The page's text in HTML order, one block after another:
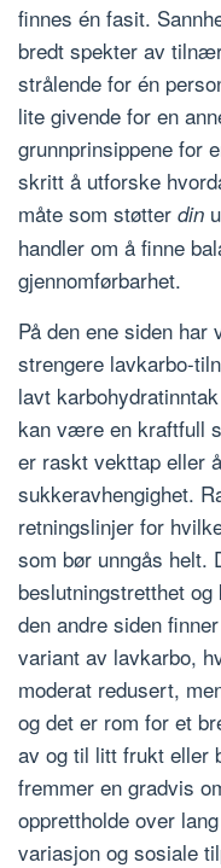
finnes én fasit.
bredt spekter av
strålende for én
lite givende for en
grunnprinsippene for
skritt å utforske
måte som støtter din
handler om å finne
gjennomførbarhet.
På den ene siden
strengere lavkarbo-
lavt
kan være en kraftfull
er raskt vekttap eller
sukkeravhengighet.
retningslinjer for
som bør unngås helt.
beslutningstretthet
den andre siden
variant av lavkarbo,
moderat redusert,
og det er rom for et
av og til litt frukt eller
fremmer en gradvis
opprettholde over
variasjon og sosiale